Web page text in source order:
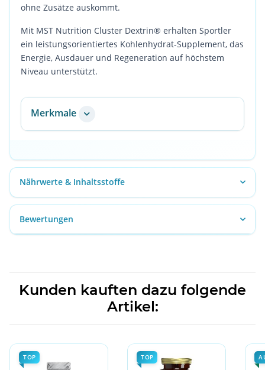
ohne Zusätze auskommt.
Mit MST Nutrition Cluster Dextrin® erhalten Sportler
ein leistungsorientiertes Kohlenhydrat-Supplement, das
Energie, Ausdauer und Regeneration auf höchstem
Niveau unterstützt.
Merkmale
Nährwerte & Inhaltsstoffe
Bewertungen
Kunden kauften dazu folgende
Artikel:
TOP TOP